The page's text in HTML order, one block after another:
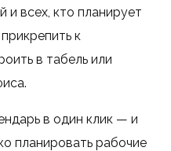
и всех, кто планирует
к
в табель или
в один клик — и
планировать рабочие